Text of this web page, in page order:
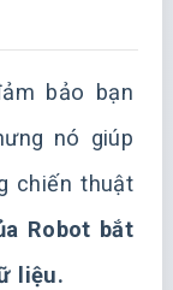
bảo bạn
nó giúp
chiến thuật
Robot bắt
liệu.